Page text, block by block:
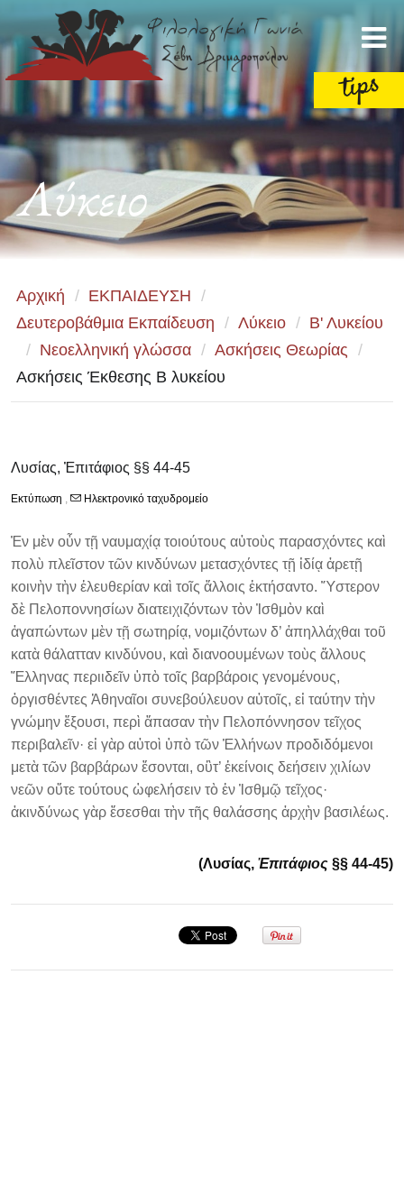
Λύκειο
Αρχική / ΕΚΠΑΙΔΕΥΣΗ /
Δευτεροβάθμια Εκπαίδευση / Λύκειο / Β' Λυκείου
/ Νεοελληνική γλώσσα / Ασκήσεις Θεωρίας /
Ασκήσεις Έκθεσης Β λυκείου
Λυσίας, Ἐπιτάφιος §§ 44-45
Εκτύπωση , Ηλεκτρονικό ταχυδρομείο
Ἐν μὲν οὖν τῇ ναυμαχίᾳ τοιούτους αὐτοὺς παρασχόντες καὶ
πολὺ πλεῖστον τῶν κινδύνων μετασχόντες τῇ ἰδίᾳ ἀρετῇ
κοινὴν τὴν ἐλευθερίαν καὶ τοῖς ἄλλοις ἐκτήσαντο. Ὕστερον
δὲ Πελοποννησίων διατειχιζόντων τὸν Ἰσθμὸν καὶ
ἀγαπώντων μὲν τῇ σωτηρίᾳ, νομιζόντων δ’ ἀπηλλάχθαι τοῦ
κατὰ θάλατταν κινδύνου, καὶ διανοουμένων τοὺς ἄλλους
Ἕλληνας περιιδεῖν ὑπὸ τοῖς βαρβάροις γενομένους,
ὀργισθέντες Ἀθηναῖοι συνεβούλευον αὐτοῖς, εἰ ταύτην τὴν
γνώμην ἕξουσι, περὶ ἅπασαν τὴν Πελοπόννησον τεῖχος
περιβαλεῖν· εἰ γὰρ αὐτοὶ ὑπὸ τῶν Ἑλλήνων προδιδόμενοι
μετὰ τῶν βαρβάρων ἔσονται, οὒτ’ ἐκείνοις δεήσειν χιλίων
νεῶν οὔτε τούτους ὠφελήσειν τὸ ἐν Ἰσθμῷ τεῖχος·
ἀκινδύνως γὰρ ἔσεσθαι τὴν τῆς θαλάσσης ἀρχὴν βασιλέως.
(Λυσίας, Ἐπιτάφιος §§ 44-45)